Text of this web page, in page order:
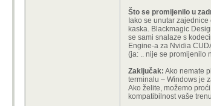
Što se promijenilo u
Iako se unutar
kaska. Blackmagic
se sami snalaze s
Engine-a za Nvidia
(ja: .. nije se promijenilo
Zaključak: Ako nemate
terminalu – Windows je
Ako želite, možemo
kompatibilnost vaše